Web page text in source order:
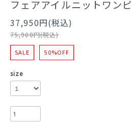
フェアアイルニットワン
37,950円(税込)
75,900円(税込)
SALE 50%OFF
size